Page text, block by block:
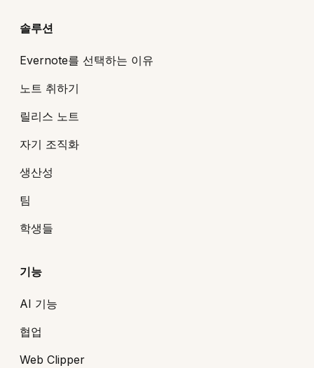
솔루션
Evernote를 선택하는 이유
노트 취하기
릴리스 노트
자기 조직화
생산성
팀
학생들
기능
AI 기능
협업
Web Clipper